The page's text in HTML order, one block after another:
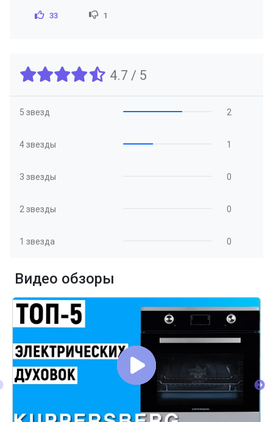
33 1
4.7 / 5
5 звезд 2
4 звезды 1
3 звезды 0
2 звезды 0
1 звезда 0
Видео обзоры